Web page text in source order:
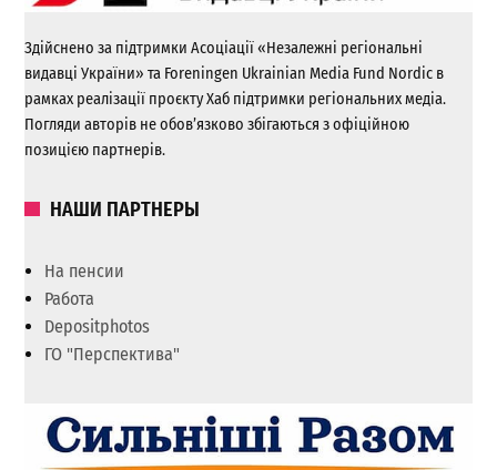
Здійснено за підтримки Асоціації «Незалежні регіональні
видавці України» та Foreningen Ukrainian Media Fund Nordic в
рамках реалізації проєкту Хаб підтримки регіональних медіа.
Погляди авторів не обов’язково збігаються з офіційною
позицією партнерів.
НАШИ ПАРТНЕРЫ
На пенсии
Работа
Depositphotos
ГО "Перспектива"